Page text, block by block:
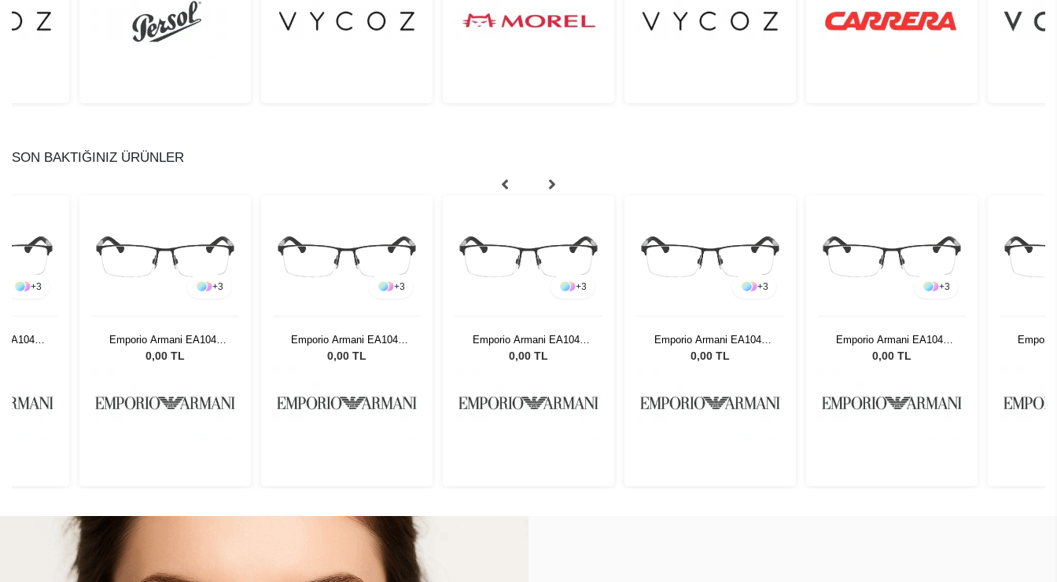
SON BAKTIĞINIZ ÜRÜNLER
+3 +3
Emporio Armani EA1041
3094 53
0,00 TL
+3
Emporio Armani EA1041
3094 53
0,00 TL
+3
Emporio Armani EA1041
3094 53
0,00 TL
+3
Emporio Armani EA1041
3094 53
0,00 TL
+3
Emporio Armani EA1041
3094 53
0,00 TL